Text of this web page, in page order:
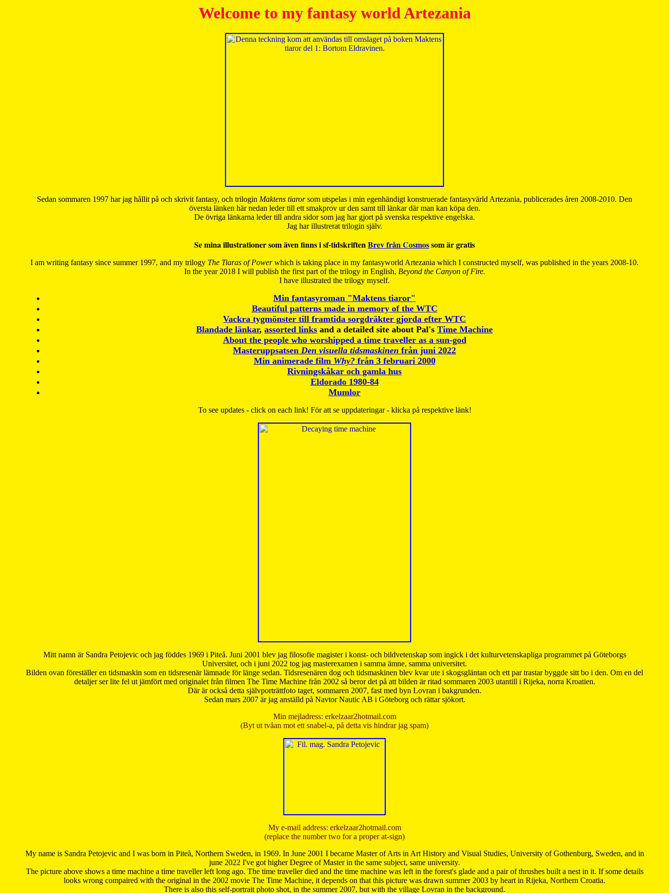
Welcome to my fantasy world Artezania
Sedan sommaren 1997 har jag hållit på och skrivit fantasy, och trilogin Maktens tiarorsom utspelas i min egenhändigt konstruerade fantasyvärld Artezania, publicerades åren 2008-2010. Den
översta länken här nedan leder till ett smakprov ur den samt till länkar där man kan köpa den.
De övriga länkarna leder till andra sidor som jag har gjort på svenska respektive engelska.
Jag har illustrerat trilogin själv.
Se mina illustrationer som även finns i sf-tidskriftenBrev från Cosmossom är gratis
I am writing fantasy since summer 1997, and my trilogy The Tiaras of Powerwhich is taking place in my fantasyworld Artezania which I constructed myself, was published in the years 2008-10.
In the year 2018 I will publish the first part of the trilogy in English, Beyond the Canyon of Fire.
I have illustrated the trilogy myself.
Min fantasyroman "Maktens tiaror"
Beautiful patterns made in memory of the WTC
Vackra tygmönster till framtida sorgdräkter gjorda efter WTC
Blandade länkar, assorted links and a detailed site about Pal's Time Machine
About the people who worshipped a time traveller as a sun-god
Masteruppsatsen Den visuella tidsmaskinen från juni 2022
Min animerade film Why?från 3 februari 2000
Rivningskåkar och gamla hus
Eldorado 1980-84
Mumlor
To see updates - click on each link! För att se uppdateringar - klicka på respektive länk!
Mitt namn är Sandra Petojevic och jag föddes 1969 i Piteå. Juni 2001 blev jag filosofie magister i konst- och bildvetenskap som ingick i det kulturvetenskapliga programmet på Göteborgs
Universitet, och i juni 2022 tog jag masterexamen i samma ämne, samma universitet.
Bilden ovan föreställer en tidsmaskin som en tidsresenär lämnade för länge sedan. Tidsresenären dog och tidsmaskinen blev kvar ute i skogsgläntan och ett par trastar byggde sitt bo i den. Om en del
detaljer ser lite fel ut jämfört med originalet från filmen The Time Machine från 2002 så beror det på att bilden är ritad sommaren 2003 utantill i Rijeka, norra Kroatien.
Där är också detta självporträttfoto taget, sommaren 2007, fast med byn Lovran i bakgrunden.
Sedan mars 2007 är jag anställd på Navtor Nautic AB i Göteborg och rättar sjökort.
Min mejladress: erkelzaar2hotmail.com
(Byt ut tvåan mot ett snabel-a, på detta vis hindrar jag spam)
My e-mail address: erkelzaar2hotmail.com
(replace the number two for a proper at-sign)
My name is Sandra Petojevic and I was born in Piteå, Northern Sweden, in 1969. In June 2001 I became Master of Arts in Art History and Visual Studies, University of Gothenburg, Sweden, and in
june 2022 I've got higher Degree of Master in the same subject, same university.
The picture above shows a time machine a time traveller left long ago. The time traveller died and the time machine was left in the forest's glade and a pair of thrushes built a nest in it. If some details
looks wrong compaired with the original in the 2002 movie The Time Machine, it depends on that this picture was drawn summer 2003 by heart in Rijeka, Northern Croatia.
There is also this self-portrait photo shot, in the summer 2007, but with the village Lovran in the background.